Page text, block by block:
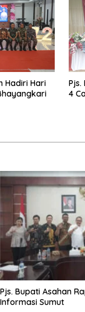
Hadiri Hari
Pjs.
4
Pjs. Bupati Asahan
Informasi Sumut